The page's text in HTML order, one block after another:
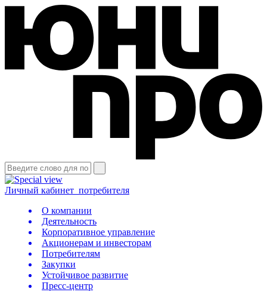
Личный кабинет потребителя
О компании
Деятельность
Корпоративное управление
Акционерам и инвесторам
Потребителям
Закупки
Устойчивое развитие
Пресс-центр